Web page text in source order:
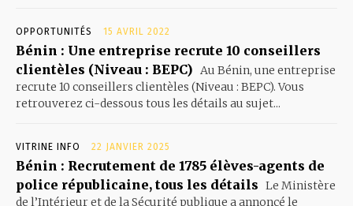
OPPORTUNITÉS 15 AVRIL 2022
Bénin : Une entreprise recrute 10 conseillers
clientèles (Niveau : BEPC)
Au Bénin, une entreprise
recrute 10 conseillers clientèles (Niveau : BEPC). Vous
retrouverez ci-dessous tous les détails au sujet...
VITRINE INFO 22 JANVIER 2025
Bénin : Recrutement de 1785 élèves-agents de
police républicaine, tous les détails Le Ministère
de l’Intérieur et de la Sécurité publique a annoncé le